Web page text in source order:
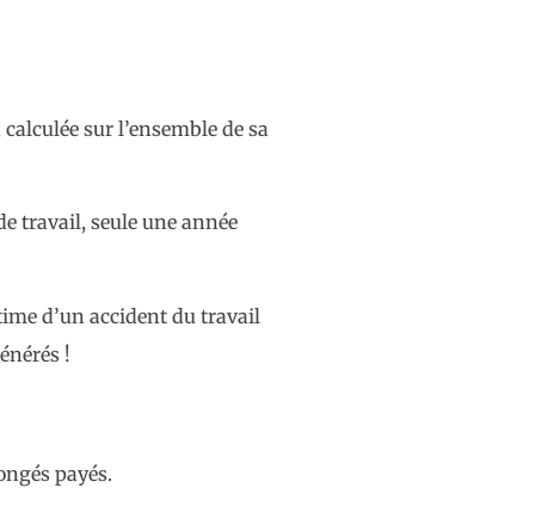
sur l’ensemble de sa
travail, seule une année
d’un accident du travail
!
payés.